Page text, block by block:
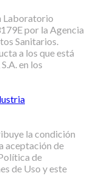
Laboratorio
por la Agencia
Sanitarios.
a los que está
en los
la condición
aceptación de
de
de Uso y este